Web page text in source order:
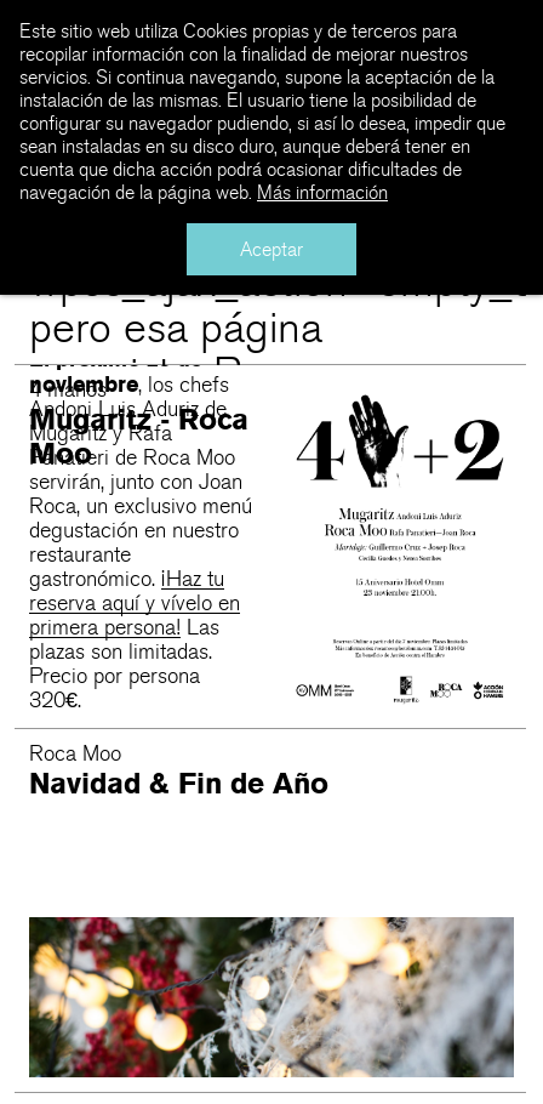
No encontrado
Estás intentando ir
a
https://
es/page/4/?
pero esa página
no existe. Pero no
todo está perdido.
Puedes intentar
encontrar lo que
estás buscando.
4 manos
Mugaritz - Roca
Moo
El próximo 23 de
noviembre, los chefs
Andoni Luis Aduriz de
Mugaritz y Rafa
Panatieri de Roca Moo
servirán, junto con Joan
Roca, un exclusivo menú
degustación en nuestro
restaurante
gastronómico. ¡Haz tu
reserva aquí y vívelo en
primera persona! Las
plazas son limitadas.
Precio por persona
320€.
Roca Moo
Navidad & Fin de Año
Este sitio web utiliza Cookies propias y de terceros para
recopilar información con la finalidad de mejorar nuestros
servicios. Si continua navegando, supone la aceptación de la
instalación de las mismas. El usuario tiene la posibilidad de
configurar su navegador pudiendo, si así lo desea, impedir que
sean instaladas en su disco duro, aunque deberá tener en
cuenta que dicha acción podrá ocasionar dificultades de
navegación de la página web. Más información
Aceptar